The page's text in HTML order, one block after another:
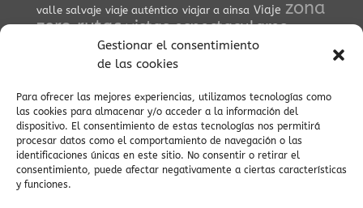
Gestionar el consentimiento
de las cookies
Para ofrecer las mejores experiencias, utilizamos tecnologías como
las cookies para almacenar y/o acceder a la información del
dispositivo. El consentimiento de estas tecnologías nos permitirá
procesar datos como el comportamiento de navegación o las
identificaciones únicas en este sitio. No consentir o retirar el
consentimiento, puede afectar negativamente a ciertas características
y funciones.
valle salvaje viaje auténtico viajar a ainsa Viaje zona
zero rutas vistas espectaculares zona
vida tradicional pirenaica viajes culturales
vistas del embalse viajes auténticos
del Pirineo
verano pirineos viajes con encanto Vía Verde
Ara vida cultural en pueblos vistas
panorámicas viaje en coche zona zero
enduro viajes conscientes zona zero btt vistas al
Cinca Valle del Yaga valle de pineta